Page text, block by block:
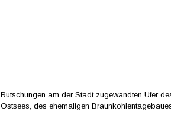
Rutschungen am der Stadt zugewandten Ufer
Ostsees, des ehemaligen